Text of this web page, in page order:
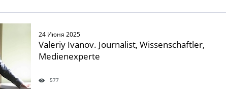
24 Июня 2025
Valeriy Ivanov. Journalist, Wissenschaftler,
Medienexperte
577